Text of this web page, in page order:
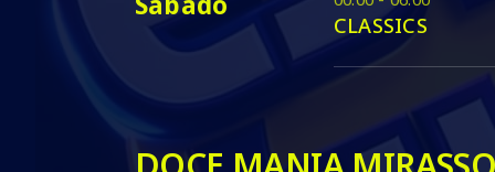
CLASSICS